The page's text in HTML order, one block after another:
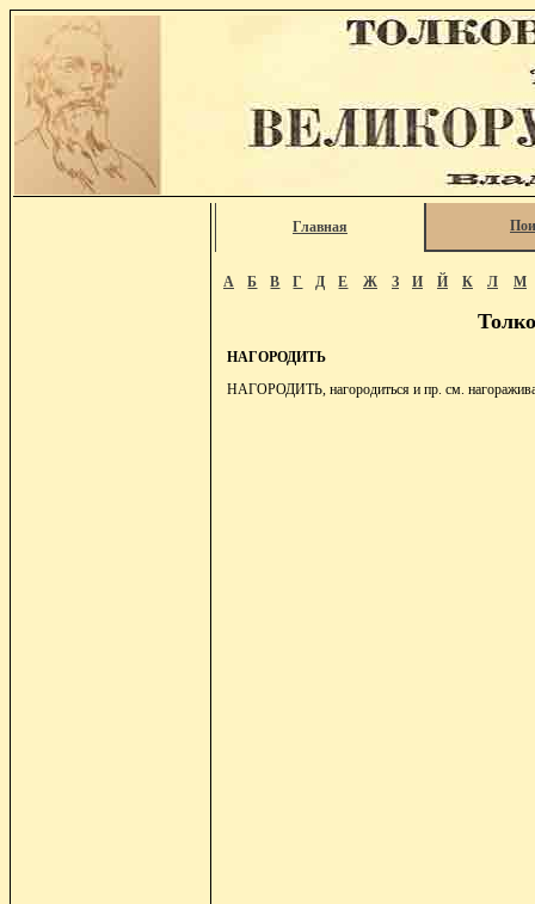
Главная
А Б В Г Д Е Ж З И Й К Л М
НАГОРОДИТЬ
НАГОРОДИТЬ, нагородиться и пр. см.